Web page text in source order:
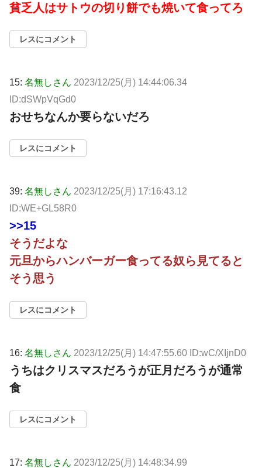
貧乏人はサトウの切り餅でも焼いて食ってろ
レスにコメント
15: 名無しさん 2023/12/25(月) 14:44:06.34
ID:dSWpVqGd0
おせちなんか要らないだろ
レスにコメント
39: 名無しさん 2023/12/25(月) 17:16:43.12
ID:WE+GL58R0
>>15
そうだよな
元旦からハンバーガー食ってる奴ら見てると
そう思う
レスにコメント
16: 名無しさん 2023/12/25(月) 14:47:55.60 ID:wC/XIjnD0
うちはクリスマスだろうが正月だろうが通常
食
レスにコメント
17: 名無しさん 2023/12/25(月) 14:48:34.99